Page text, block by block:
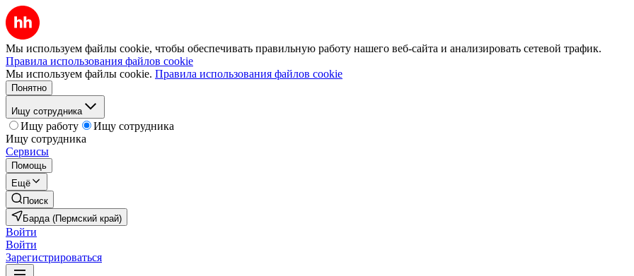
Мы используем файлы cookie, чтобы обеспечивать правильную работу нашего веб-сайта и анализировать сетевой трафик.
Правила использования файлов cookie
Мы используем файлы cookie. Правила использования файлов cookie
Понятно
Ищу сотрудника
Ищу работу
Ищу сотрудника
Ищу сотрудника
Сервисы
Помощь
Ещё
Поиск
Барда (Пермский край)
Войти
Войти
Зарегистрироваться